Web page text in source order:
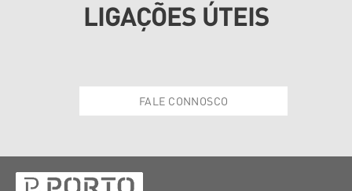
LIGAÇÕES ÚTEIS
FALE CONNOSCO